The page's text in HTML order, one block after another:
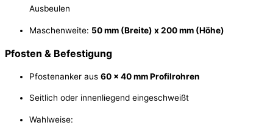
Ausbeulen
Maschenweite: 50 mm (Breite) x 200 mm (Höhe)
Pfosten & Befestigung
Pfostenanker aus 60 x 40 mm Profilrohren
Seitlich oder innenliegend eingeschweißt
Wahlweise: